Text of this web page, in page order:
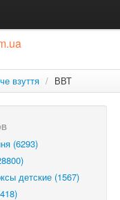
взуття / ВВТ
(6293)
детские (1567)